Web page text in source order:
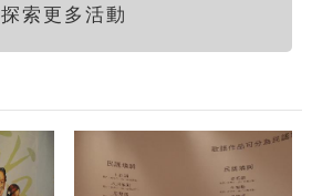
探索更多活動